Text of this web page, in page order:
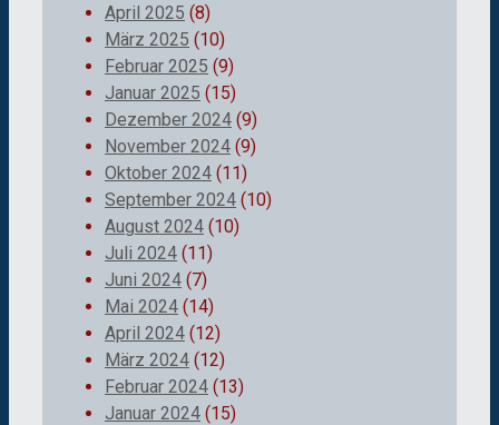
April 2025 (8)
März 2025 (10)
Februar 2025 (9)
Januar 2025 (15)
Dezember 2024 (9)
November 2024 (9)
Oktober 2024 (11)
September 2024 (10)
August 2024 (10)
Juli 2024 (11)
Juni 2024 (7)
Mai 2024 (14)
April 2024 (12)
März 2024 (12)
Februar 2024 (13)
Januar 2024 (15)